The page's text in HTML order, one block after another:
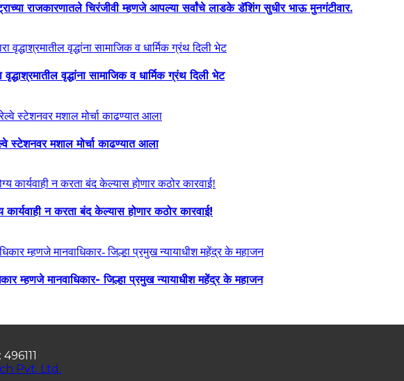
राजकारणातले चिरंजीवी म्हणजे आपल्या सर्वांचे लाडके डॅशिंग सुधीर भाऊ मुनगंटीवार.
वृद्धांना सामाजिक व धार्मिक ग्रंथ दिली भेट
स्टेशनवर मशाल मोर्चा काढण्यात आला
कार्यवाही न करता बंद केल्यास होणार कठोर कारवाई!
म्हणजे मानवाधिकार- जिल्हा प्रमुख न्यायाधीश महेंद्र के महाजन
496111
Pvt. Ltd.